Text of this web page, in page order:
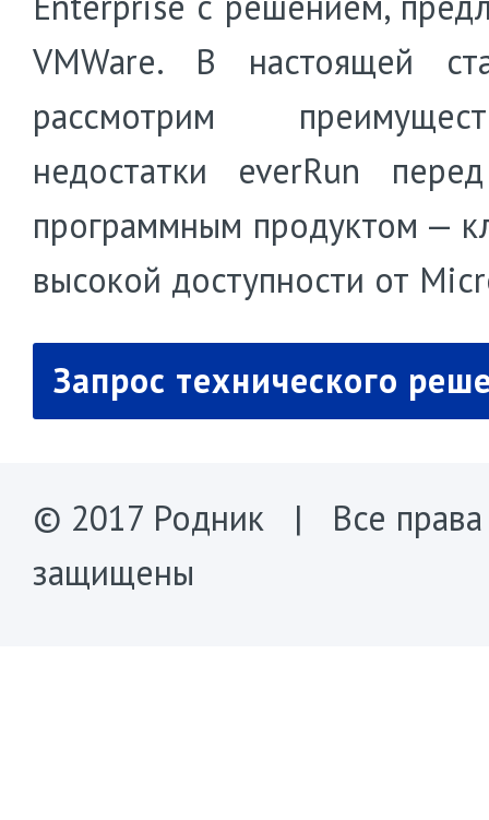
VMWare. В настоящей
рассмотрим
недостатки everRun
программным продуктом —
высокой доступности от
Запрос технического
© 2017 Родник | Все права
защищены